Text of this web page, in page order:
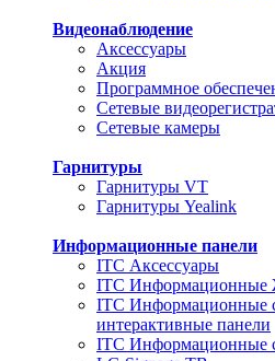
Видеонаблюдение
Аксессуары
Акция
Программное
Сетевые
Сетевые камеры
Гарнитуры
Гарнитуры VT
Гарнитуры Yealink
Информационные панели
ITC Аксессуары
ITC Информационные
ITC Информационные
интерактивные панели
ITC Информационные